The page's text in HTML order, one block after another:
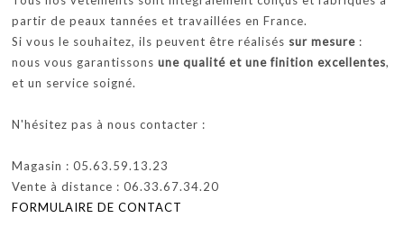
partir de peaux tannées et travaillées en France.
Si vous le souhaitez, ils peuvent être réalisés sur mesure :
nous vous garantissons une qualité et une finition excellentes,
et un service soigné.
N'hésitez pas à nous contacter :
Magasin : 05.63.59.13.23
Vente à distance : 06.33.67.34.20
FORMULAIRE DE CONTACT